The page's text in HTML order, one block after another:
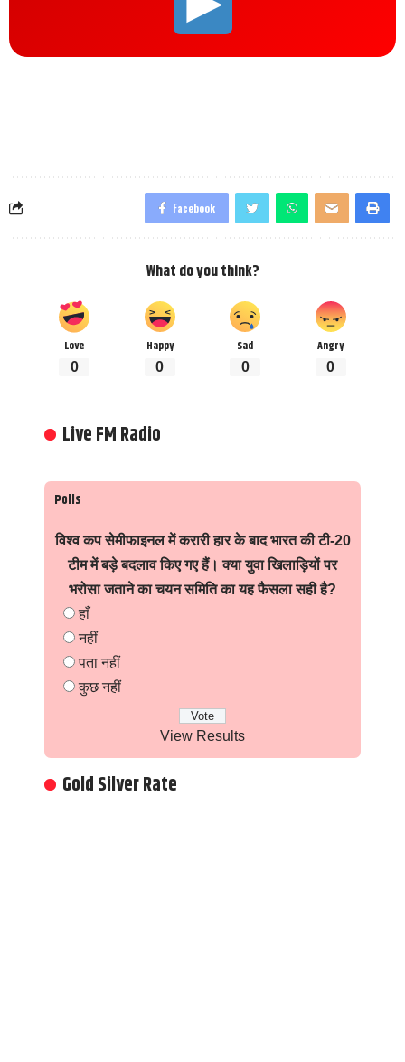
Facebook
What do you think?
Love
0
Happy
0
Sad
0
Angry
0
Live FM Radio
Polls
विश्व कप सेमीफाइनल में करारी हार के बाद भारत की टी-20
टीम में बड़े बदलाव किए गए हैं। क्या युवा खिलाड़ियों पर
भरोसा जताने का चयन समिति का यह फैसला सही है?
हाँ
नहीं
पता नहीं
कुछ नहीं
View Results
Gold Silver Rate